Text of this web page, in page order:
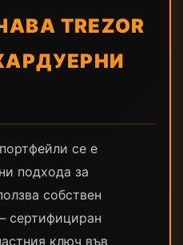
TREZOR
се е
подхода за
собствен
сертифициран
ключ във